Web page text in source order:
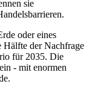
sie
oder eines
Hälfte der Nachfrage
für 2035. Die
- mit enormen